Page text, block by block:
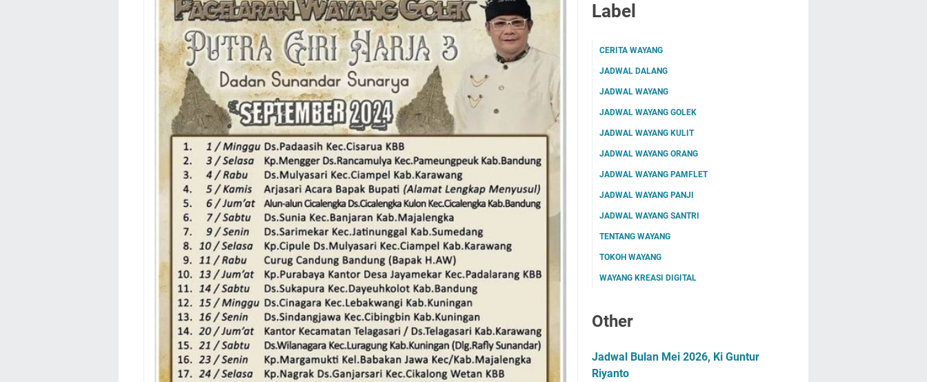
Label
CERITA WAYANG
JADWAL DALANG
JADWAL WAYANG
JADWAL WAYANG GOLEK
JADWAL WAYANG KULIT
JADWAL WAYANG ORANG
JADWAL WAYANG PAMFLET
JADWAL WAYANG PANJI
JADWAL WAYANG SANTRI
TENTANG WAYANG
TOKOH WAYANG
WAYANG KREASI DIGITAL
Other
Jadwal Bulan Mei 2026, Ki Guntur
Riyanto